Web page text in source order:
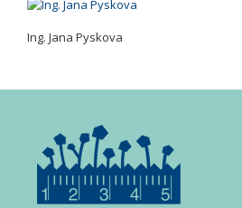
Ing. Jana Pyskova